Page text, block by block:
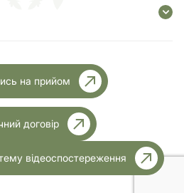
на прийом
договір
відеоспостереження